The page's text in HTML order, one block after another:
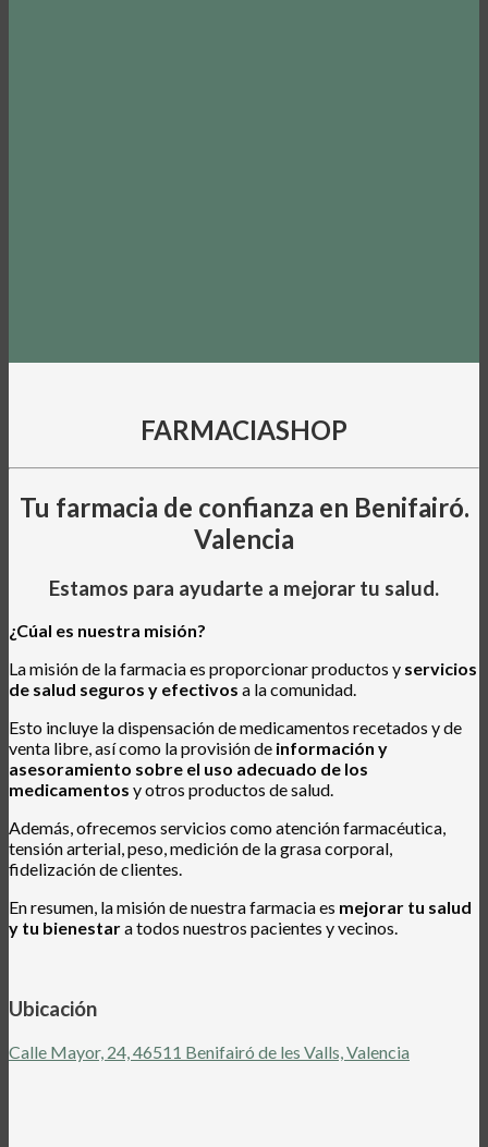
FARMACIASHOP
Tu farmacia de confianza en Benifairó.
Valencia
Estamos para ayudarte a mejorar tu salud.
¿Cúal es nuestra misión?
La misión de la farmacia es proporcionar productos y servicios
de salud seguros y efectivos a la comunidad.
Esto incluye la dispensación de medicamentos recetados y de
venta libre, así como la provisión de información y
asesoramiento sobre el uso adecuado de los
medicamentos y otros productos de salud.
Además, ofrecemos servicios como atención farmacéutica,
tensión arterial, peso, medición de la grasa corporal,
fidelización de clientes.
En resumen, la misión de nuestra farmacia es mejorar tu salud
y tu bienestara todos nuestros pacientes y vecinos.
Ubicación
Calle Mayor, 24, 46511 Benifairó de les Valls, Valencia